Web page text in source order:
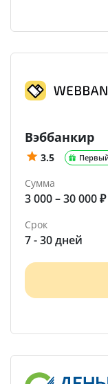
Вэббанкир
3.5
Сумма
3 000 – 30 000 ₽
Срок
7 - 30 дней